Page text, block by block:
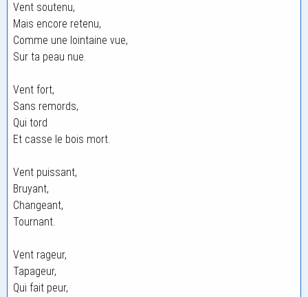
Vent soutenu,
Mais encore retenu,
Comme une lointaine vue,
Sur ta peau nue.
Vent fort,
Sans remords,
Qui tord
Et casse le bois mort.
Vent puissant,
Bruyant,
Changeant,
Tournant.
Vent rageur,
Tapageur,
Qui fait peur,